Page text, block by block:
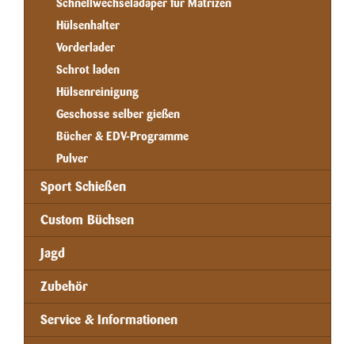
Schnellwechseladaper für Matrizen
Hülsenhalter
Vorderlader
Schrot laden
Hülsenreinigung
Geschosse selber gießen
Bücher & EDV-Programme
Pulver
Sport Schießen
Custom Büchsen
Jagd
Zubehör
Service & Informationen